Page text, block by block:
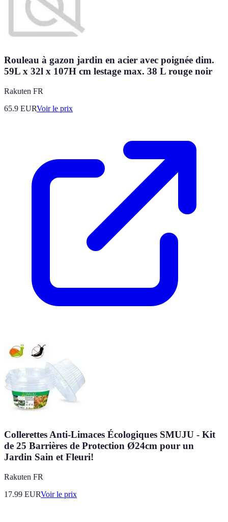
Rouleau à gazon jardin en acier avec poignée dim.
59L x 32l x 107H cm lestage max. 38 L rouge noir
Rakuten FR
65.9 EURVoir le prix
Collerettes Anti-Limaces Écologiques SMUJU - Kit
de 25 Barrières de Protection Ø24cm pour un
Jardin Sain et Fleuri!
Rakuten FR
17.99 EURVoir le prix